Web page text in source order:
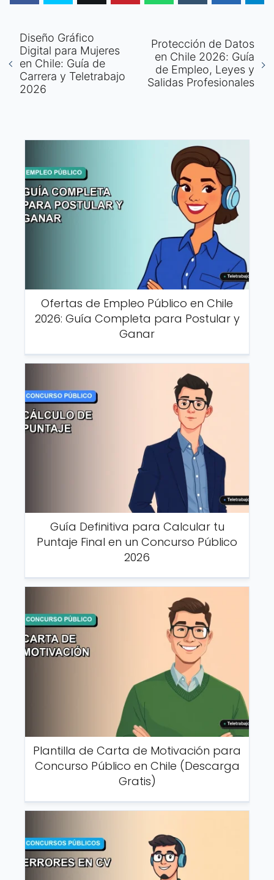
Diseño Gráfico
Digital para Mujeres
en Chile: Guía de
Carrera y Teletrabajo
2026
Protección de Datos
en Chile 2026: Guía
de Empleo, Leyes y
Salidas Profesionales
Ofertas de Empleo Público en Chile
2026: Guía Completa para Postular y
Ganar
Guía Definitiva para Calcular tu
Puntaje Final en un Concurso Público
2026
Plantilla de Carta de Motivación para
Concurso Público en Chile (Descarga
Gratis)